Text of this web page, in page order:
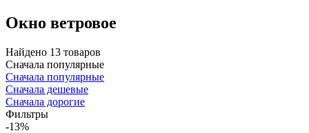
Окно ветровое
Найдено 13 товаров
Сначала популярные
Сначала популярные
Сначала дешевые
Сначала дорогие
Фильтры
-13%